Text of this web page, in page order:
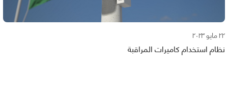
٢٢ مايو ٢٠٢٣
نظام استخدام كاميرات المراقبة